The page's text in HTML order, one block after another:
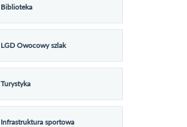
Biblioteka
LGD Owocowy szlak
Turystyka
Infrastruktura sportowa